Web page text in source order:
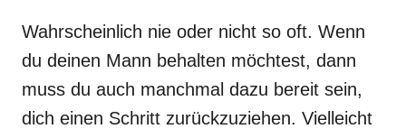
Wahrscheinlich nie oder nicht so oft. Wenn
du deinen Mann behalten möchtest, dann
muss du auch manchmal dazu bereit sein,
dich einen Schritt zurückzuziehen. Vielleicht